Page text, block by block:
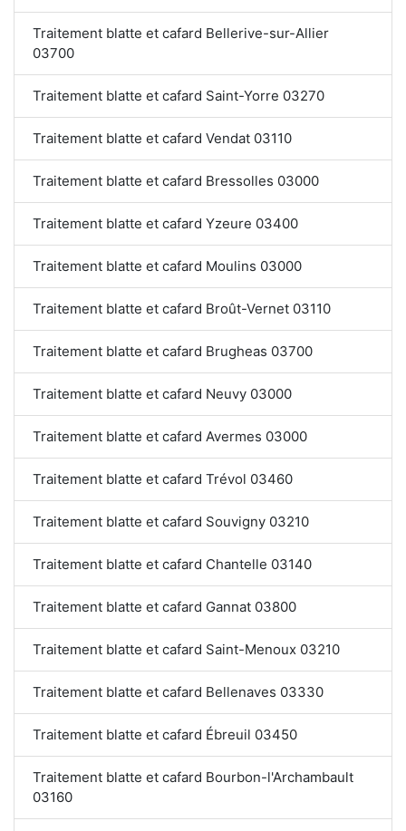
Traitement blatte et cafard Bellerive-sur-Allier
03700
Traitement blatte et cafard Saint-Yorre 03270
Traitement blatte et cafard Vendat 03110
Traitement blatte et cafard Bressolles 03000
Traitement blatte et cafard Yzeure 03400
Traitement blatte et cafard Moulins 03000
Traitement blatte et cafard Broût-Vernet 03110
Traitement blatte et cafard Brugheas 03700
Traitement blatte et cafard Neuvy 03000
Traitement blatte et cafard Avermes 03000
Traitement blatte et cafard Trévol 03460
Traitement blatte et cafard Souvigny 03210
Traitement blatte et cafard Chantelle 03140
Traitement blatte et cafard Gannat 03800
Traitement blatte et cafard Saint-Menoux 03210
Traitement blatte et cafard Bellenaves 03330
Traitement blatte et cafard Ébreuil 03450
Traitement blatte et cafard Bourbon-l'Archambault
03160